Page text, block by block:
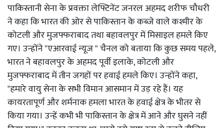
पाकिस्तानी सेना के प्रवक्ता लेफ्टिनेंट जनरल अहमद शरीफ चौधरी
ने कहा कि भारत की ओर से पाकिस्तान के कब्जे वाले कश्मीर के
कोटली और मुजफ्फराबाद तथा बहावलपुर में मिसाइल हमले किए
गए। उन्होंने "एआरवाई न्यूज " चैनल को बताया कि कुछ समय पहले,
भारत ने बहावलपुर के अहमद पूर्वी इलाके, कोटली और
मुजफ्फराबाद में तीन जगहों पर हवाई हमले किए। उन्होंने कहा,
"हमारे वायु सेना के सभी विमान आसमान में उड़ रहे हैं। यह
कायरतापूर्ण और शर्मनाक हमला भारत के हवाई क्षेत्र के भीतर से
किया गया। उन्हें कभी भी पाकिस्तान के क्षेत्र में आने और घुसने नहीं